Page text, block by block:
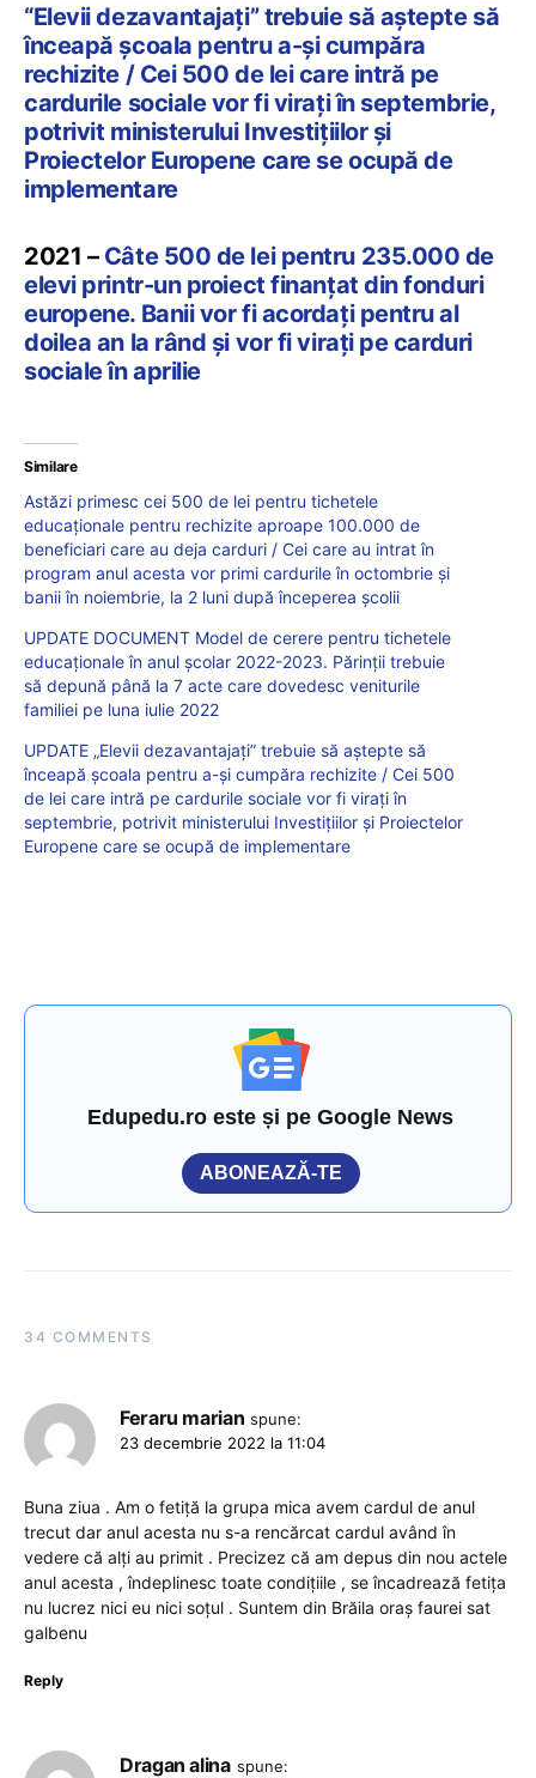
“Elevii dezavantajați” trebuie să aștepte să
înceapă școala pentru a-și cumpăra
rechizite / Cei 500 de lei care intră pe
cardurile sociale vor fi virați în septembrie,
potrivit ministerului Investițiilor și
Proiectelor Europene care se ocupă de
implementare
2021 – Câte 500 de lei pentru 235.000 de
elevi printr-un proiect finanțat din fonduri
europene. Banii vor fi acordați pentru al
doilea an la rând și vor fi virați pe carduri
sociale în aprilie
Similare
Astăzi primesc cei 500 de lei pentru tichetele
educaționale pentru rechizite aproape 100.000 de
beneficiari care au deja carduri / Cei care au intrat în
program anul acesta vor primi cardurile în octombrie și
banii în noiembrie, la 2 luni după începerea școlii
UPDATE DOCUMENT Model de cerere pentru tichetele
educaționale în anul școlar 2022-2023. Părinții trebuie
să depună până la 7 acte care dovedesc veniturile
familiei pe luna iulie 2022
UPDATE „Elevii dezavantajați” trebuie să aștepte să
înceapă școala pentru a-și cumpăra rechizite / Cei 500
de lei care intră pe cardurile sociale vor fi virați în
septembrie, potrivit ministerului Investițiilor și Proiectelor
Europene care se ocupă de implementare
Edupedu.ro este și pe Google News
ABONEAZĂ-TE
34 COMMENTS
Feraru marian spune:
23 decembrie 2022 la 11:04
Buna ziua . Am o fetiță la grupa mica avem cardul de anul
trecut dar anul acesta nu s-a rencărcat cardul având în
vedere că alți au primit . Precizez că am depus din nou actele
anul acesta , îndeplinesc toate condițiile , se încadrează fetița
nu lucrez nici eu nici soțul . Suntem din Brăila oraș faurei sat
galbenu
Reply
Dragan alina spune: